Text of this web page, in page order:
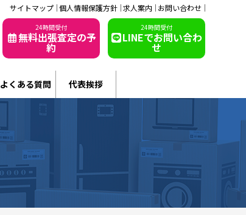
サイトマップ 個人情報保護方針 求人案内 お問い合わせ
24時間受付
無料出張査定の予
約
24時間受付
LINEでお問い合わ
せ
よくある質問 代表挨拶